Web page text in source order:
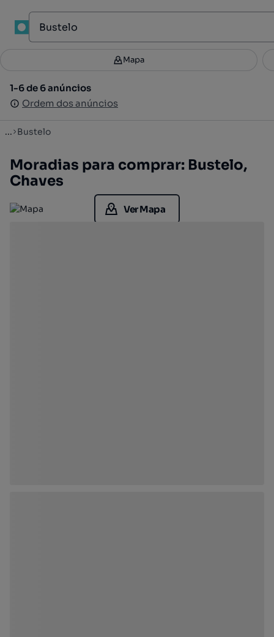
Filtros 2
1-6 de 6 anúncios
Ordem dos anúncios
Mapa
1-6 de 6 anúncios
Ordem dos anúncios
... Bustelo
Moradias para comprar: Bustelo,
Chaves
Ver Mapa